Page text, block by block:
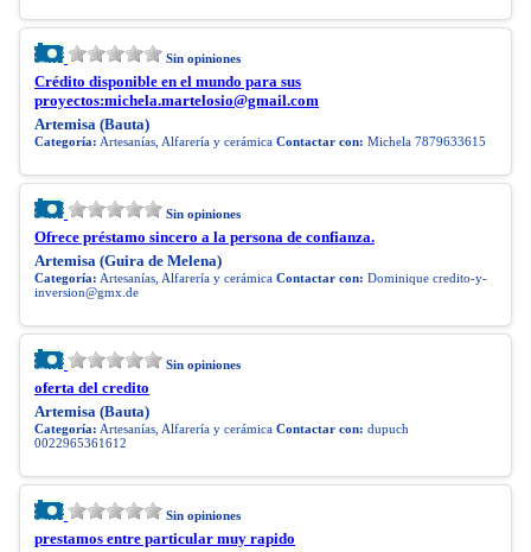
Sin opiniones
Crédito disponible en el mundo para sus
proyectos:michela.martelosio@gmail.com
Artemisa (Bauta)
Categoría: Artesanías, Alfarería y cerámica Contactar con: Michela 7879633615
Sin opiniones
Ofrece préstamo sincero a la persona de confianza.
Artemisa (Guira de Melena)
Categoría: Artesanías, Alfarería y cerámica Contactar con: Dominique credito-y-
inversion@gmx.de
Sin opiniones
oferta del credito
Artemisa (Bauta)
Categoría: Artesanías, Alfarería y cerámica Contactar con: dupuch
0022965361612
Sin opiniones
prestamos entre particular muy rapido